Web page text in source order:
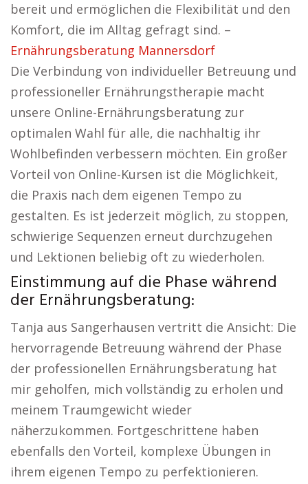
bereit und ermöglichen die Flexibilität und den
Komfort, die im Alltag gefragt sind. –
Ernährungsberatung Mannersdorf
Die Verbindung von individueller Betreuung und
professioneller Ernährungstherapie macht
unsere Online-Ernährungsberatung zur
optimalen Wahl für alle, die nachhaltig ihr
Wohlbefinden verbessern möchten. Ein großer
Vorteil von Online-Kursen ist die Möglichkeit,
die Praxis nach dem eigenen Tempo zu
gestalten. Es ist jederzeit möglich, zu stoppen,
schwierige Sequenzen erneut durchzugehen
und Lektionen beliebig oft zu wiederholen.
Einstimmung auf die Phase während
der Ernährungsberatung:
Tanja aus Sangerhausen vertritt die Ansicht: Die
hervorragende Betreuung während der Phase
der professionellen Ernährungsberatung hat
mir geholfen, mich vollständig zu erholen und
meinem Traumgewicht wieder
näherzukommen. Fortgeschrittene haben
ebenfalls den Vorteil, komplexe Übungen in
ihrem eigenen Tempo zu perfektionieren.